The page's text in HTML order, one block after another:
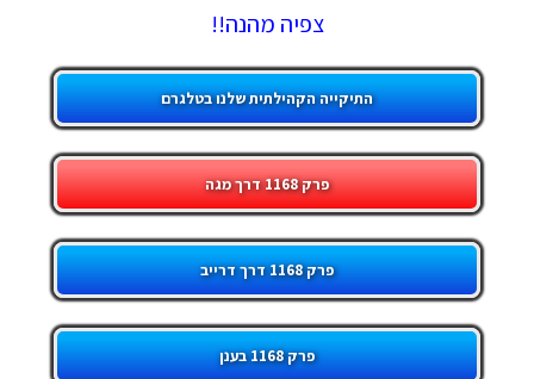
צפיה מהנה!!
התיקייה הקהילתית שלנו בטלגרם
פרק 1168 דרך מגה
פרק 1168 דרך דרייב
פרק 1168 בענן